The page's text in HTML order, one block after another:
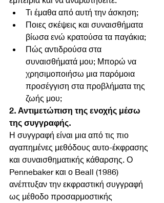
Τι έμαθα από αυτή την άσκηση;
Ποιες σκέψεις και συναισθήματα
βίωσα ενώ κρατούσα τα παγάκια;
Πώς αντιδρούσα στα
συναισθήματά μου; Μπορώ να
χρησιμοποιήσω μια παρόμοια
προσέγγιση στα προβλήματα της
ζωής μου;
2. Αντιμετώπιση της ενοχής μέσω
της συγγραφής.
Η συγγραφή είναι μια από τις πιο
αγαπημένες μεθόδους αυτο-έκφρασης
και συναισθηματικής κάθαρσης. Ο
Pennebaker και ο Beall (1986)
ανέπτυξαν την εκφραστική συγγραφή
ως μέθοδο προσαρμοστικής